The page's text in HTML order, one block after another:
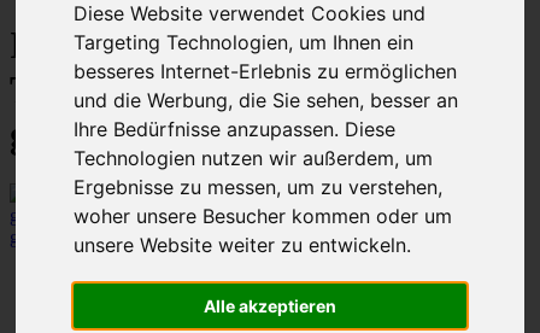
Diese Website verwendet Cookies und
Targeting Technologien, um Ihnen ein
besseres Internet-Erlebnis zu ermöglichen
und die Werbung, die Sie sehen, besser an
Ihre Bedürfnisse anzupassen. Diese
Technologien nutzen wir außerdem, um
Ergebnisse zu messen, um zu verstehen,
woher unsere Besucher kommen oder um
unsere Website weiter zu entwickeln.
Alle akzeptieren
IBC Verbindungsset für 2
Tanks 25 mm
gegenüberstehend 60cm
größeres Bild
Artikelnummer: #1011 Spezial
127 Stück auf Lager
Hersteller: Voxtrade GmbH